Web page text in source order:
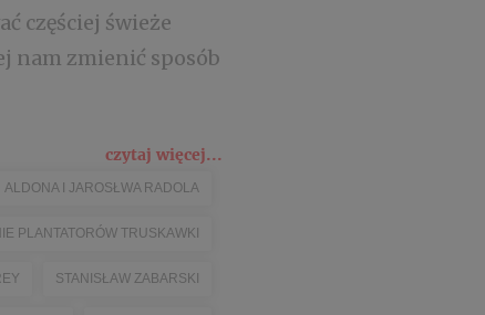
częściej świeże
nam zmienić sposób
czytaj więcej...
ALDONA I JAROSŁWA RADOLA
PLANTATORÓW TRUSKAWKI
STANISŁAW ZABARSKI